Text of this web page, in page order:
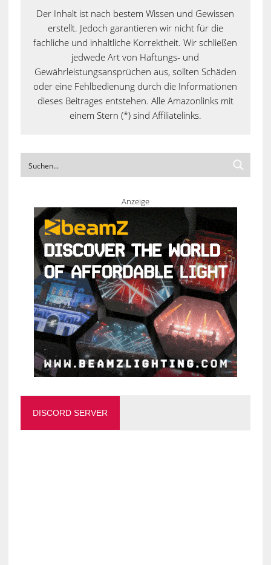
Der Inhalt ist nach bestem Wissen und Gewissen
erstellt. Jedoch garantieren wir nicht für die
fachliche und inhaltliche Korrektheit. Wir schließen
jedwede Art von Haftungs- und
Gewährleistungsansprüchen aus, sollten Schäden
oder eine Fehlbedienung durch die Informationen
dieses Beitrages entstehen. Alle Amazonlinks mit
einem Stern (*) sind Affiliatelinks.
Anzeige
DISCORD SERVER